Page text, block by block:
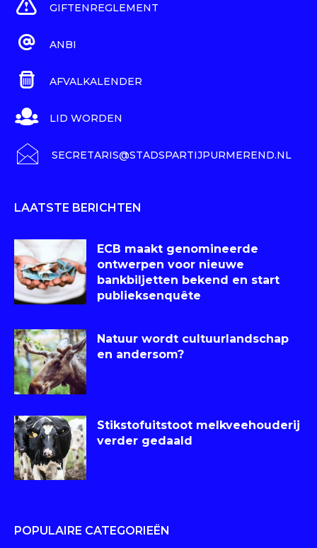
GIFTENREGLEMENT
ANBI
AFVALKALENDER
LID WORDEN
SECRETARIS@STADSPARTIJPURMEREND.NL
LAATSTE BERICHTEN
ECB maakt genomineerde
ontwerpen voor nieuwe
bankbiljetten bekend en start
publieksenquête
Natuur wordt cultuurlandschap
en andersom?
Stikstofuitstoot melkveehouderij
verder gedaald
POPULAIRE CATEGORIEËN